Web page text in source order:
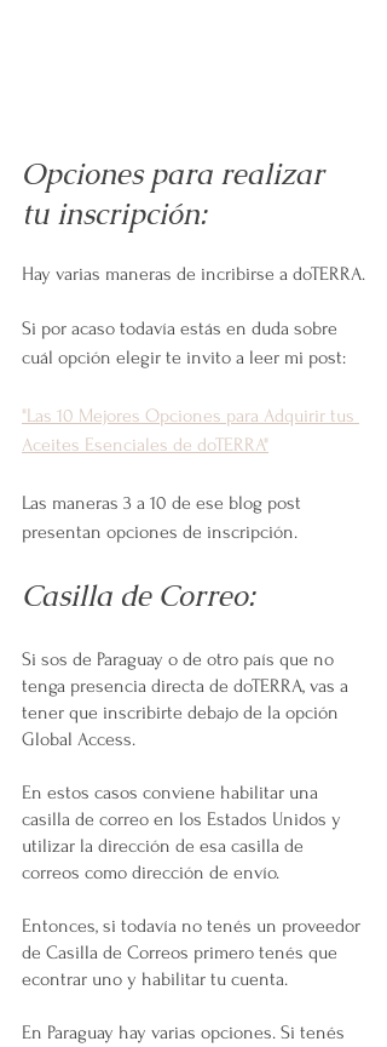
Opciones para realizar
tu inscripción:
Hay varias maneras de incribirse a doTERRA.
Si por acaso todavía estás en duda sobre
cuál opción elegir te invito a leer mi post:
"Las 10 Mejores Opciones para Adquirir tus
Aceites Esenciales de doTERRA"
Las maneras 3 a 10 de ese blog post
presentan opciones de inscripción.
Casilla de Correo:
Si sos de Paraguay o de otro país que no
tenga presencia directa de doTERRA, vas a
tener que inscribirte debajo de la opción
Global Access.
En estos casos conviene habilitar una
casilla de correo en los Estados Unidos y
utilizar la dirección de esa casilla de
correos como dirección de envío.
Entonces, si todavía no tenés un proveedor
de Casilla de Correos primero tenés que
econtrar uno y habilitar tu cuenta.
En Paraguay hay varias opciones. Si tenés